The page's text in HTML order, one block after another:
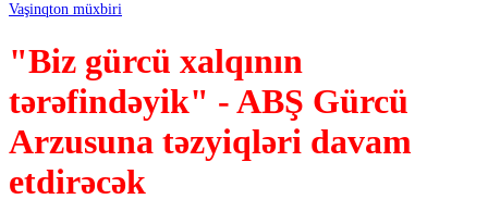
Vaşinqton müxbiri
"Biz gürcü xalqının
tərəfindəyik" - ABŞ Gürcü
Arzusuna təzyiqləri davam
etdirəcək